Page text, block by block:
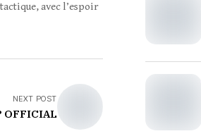
avec l’espoir
NEXT POST
OFFICIAL